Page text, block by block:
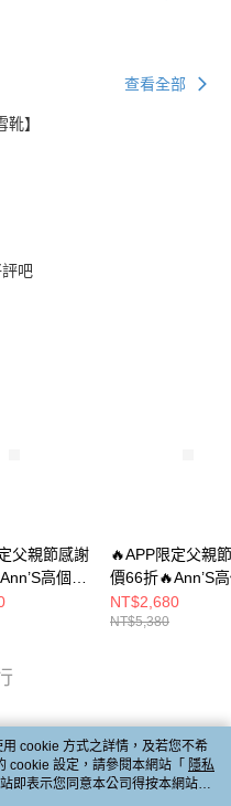
查看全部
】
吧
父親節感謝
高個子
料鬆緊釦
真皮平底短
🔥APP限定父親
價66折🔥Ann’S
女孩-真皮拼接針
織 切爾西平底短
NT$2,680
NT$5,380
cookie 方式之詳情，及若您不希
cookie 設定，請參閱本網站「 隱私
即表示您同意本公司得按本網站使